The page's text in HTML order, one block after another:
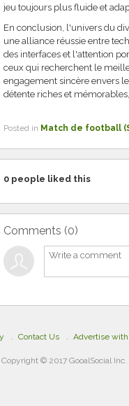
jeu toujours plus fluide et
En conclusion, l'univers du
une alliance réussie entre
des interfaces et l'attention
ceux qui recherchent le
engagement sincère envers
détente riches et
Posted in Match de football
0people liked this
Comments (0)
Contact Us Advertise
Copyright © 2017 GooalSocial